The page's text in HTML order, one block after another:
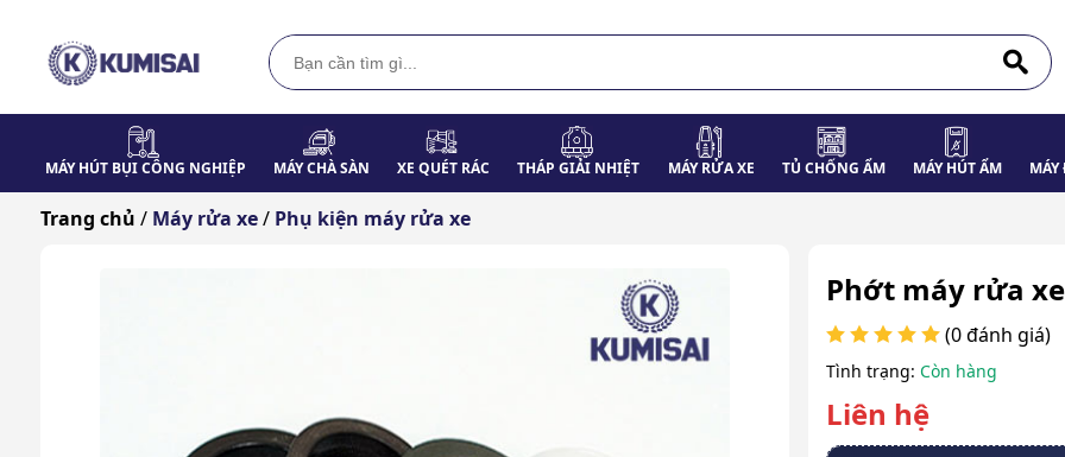
MÁY HÚT BỤI CÔNG NGHIỆP MÁY CHÀ SÀN XE QUÉT RÁC THÁP GIẢI NHIỆT MÁY RỬA XE TỦ CHỐNG ẨM MÁY HÚT ẨM
Trang chủ / Máy rửa xe / Phụ kiện máy rửa xe
Phớt máy rửa xe
(0 đánh giá)
Tình trạng: Còn hàng
Liên hệ